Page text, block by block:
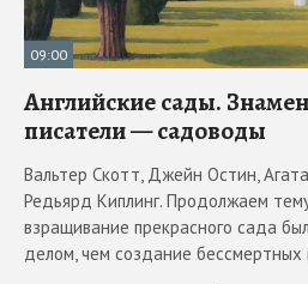
09:00
Английские сады.
писатели — садоводы
Вальтер Скотт, Джейн Остин,
Редьярд Киплинг. Продолжаем
взращивание прекрасного сада
делом, чем создание бессмертных